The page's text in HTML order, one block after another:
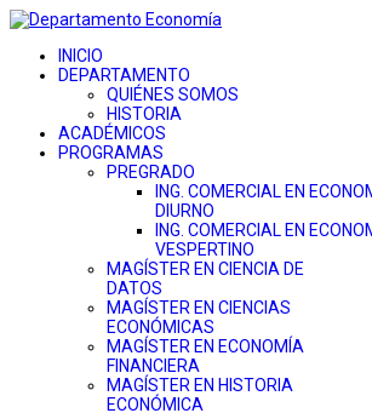
INICIO
DEPARTAMENTO
QUIÉNES SOMOS
HISTORIA
ACADÉMICOS
PROGRAMAS
PREGRADO
ING. COMERCIAL EN
DIURNO
ING. COMERCIAL EN
VESPERTINO
MAGÍSTER EN CIENCIA DE
DATOS
MAGÍSTER EN CIENCIAS
ECONÓMICAS
MAGÍSTER EN ECONOMÍA
FINANCIERA
MAGÍSTER EN HISTORIA
ECONÓMICA